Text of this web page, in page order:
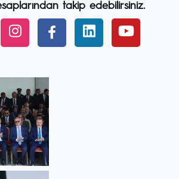
takip edebilirsiniz.